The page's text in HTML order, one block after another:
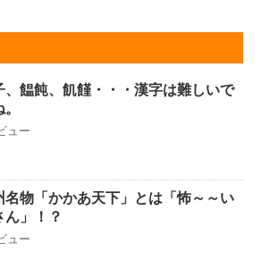
、饂飩、飢饉・・・漢字は難しいで
ュー
名物「かかあ天下」とは「怖～～い
ん」！？
ュー